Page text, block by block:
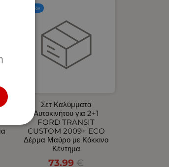
Σετ Καλύμματα
Αυτοκινήτου για 2+1
FORD TRANSIT
CUSTOM 2009+ ECO
Δέρμα Μαύρο με Κόκκινο
Κέντημα
73.99 €
Νέο Προϊόν